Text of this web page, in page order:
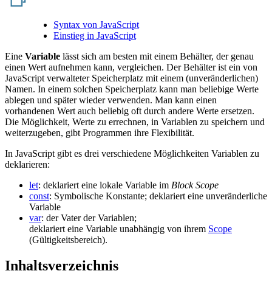
Syntax von JavaScript
Einstieg in JavaScript
Eine Variable lässt sich am besten mit einem Behälter, der genau
einen Wert aufnehmen kann, vergleichen. Der Behälter ist ein von
JavaScript verwalteter Speicherplatz mit einem (unveränderlichen)
Namen. In einem solchen Speicherplatz kann man beliebige Werte
ablegen und später wieder verwenden. Man kann einen
vorhandenen Wert auch beliebig oft durch andere Werte ersetzen.
Die Möglichkeit, Werte zu errechnen, in Variablen zu speichern und
weiterzugeben, gibt Programmen ihre Flexibilität.
In JavaScript gibt es drei verschiedene Möglichkeiten Variablen zu
deklarieren:
let: deklariert eine lokale Variable im Block Scope
const: Symbolische Konstante; deklariert eine unveränderliche
Variable
var: der Vater der Variablen;
deklariert eine Variable unabhängig von ihrem Scope
(Gültigkeitsbereich).
Inhaltsverzeichnis